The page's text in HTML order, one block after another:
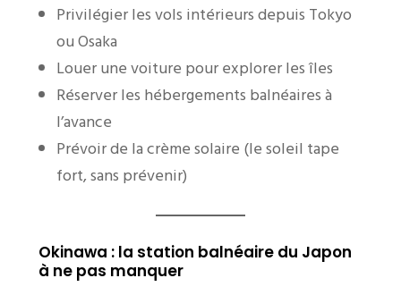
Privilégier les vols intérieurs depuis Tokyo
ou Osaka
Louer une voiture pour explorer les îles
Réserver les hébergements balnéaires à
l’avance
Prévoir de la crème solaire (le soleil tape
fort, sans prévenir)
Okinawa : la station balnéaire du Japon
à ne pas manquer